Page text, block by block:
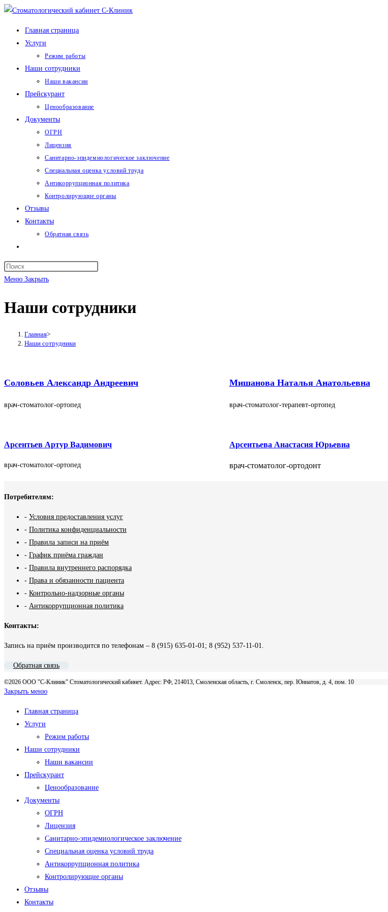
Перейти
содержимому
Главная страница
Услуги
Режим работы
Наши сотрудники
Наши вакансии
Прейскурант
Ценообразование
Документы
ОГРН
Лицензия
Санитарно-эпидемиологическое заключение
Специальная оценка условий труда
Антикоррупционная политика
Контролирующие органы
Отзывы
Контакты
Обратная связь
по
веб-
чтобы
закрыть
Меню Закрыть
Наши сотрудники
Главная>
Наши сотрудники
Соловьев Александр Андреевич
врач-стоматолог-ортопед
Мишанова Наталья Анатольевна
врач-стоматолог-терапевт-ортопед
Арсентьев Артур Вадимович
врач-стоматолог-ортопед
Арсентьева Анастасия Юрьевна
врач-стоматолог-ортодонт
Потребителям:
- Условия предоставления услуг
- Политика конфиденциальности
- Правила записи на приём
- График приёма граждан
- Правила внутреннего распорядка
- Права и обязанности пациента
- Контрольно-надзорные органы
- Антикоррупционная политика
Контакты:
Запись на приём производится по телефонам – 8 (915) 635-01-01; 8 (952) 537-11-01.
Обратная связь
©2026 ООО "С-Клиник" Стоматологический кабинет. Адрес: РФ, 214013, Смоленская область, г. Смоленск, пер. Юннатов, д. 4, пом. 10
Закрыть меню
Главная страница
Услуги
Режим работы
Наши сотрудники
Наши вакансии
Прейскурант
Ценообразование
Документы
ОГРН
Лицензия
Санитарно-эпидемиологическое заключение
Специальная оценка условий труда
Антикоррупционная политика
Контролирующие органы
Отзывы
Контакты